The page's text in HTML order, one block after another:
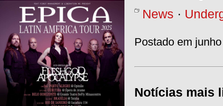
News ·
Postado em
Notícias mais